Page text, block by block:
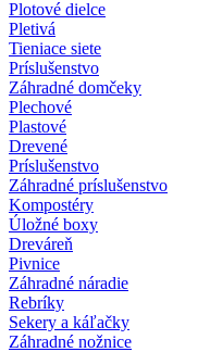
Plotové dielce
Pletivá
Tieniace siete
Príslušenstvo
Záhradné domčeky
Plechové
Plastové
Drevené
Príslušenstvo
Záhradné príslušenstvo
Kompostéry
Úložné boxy
Dreváreň
Pivnice
Záhradné náradie
Rebríky
Sekery a káľačky
Záhradné nožnice